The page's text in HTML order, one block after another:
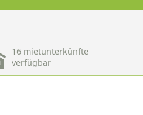
16 mietunterkünfte
verfügbar